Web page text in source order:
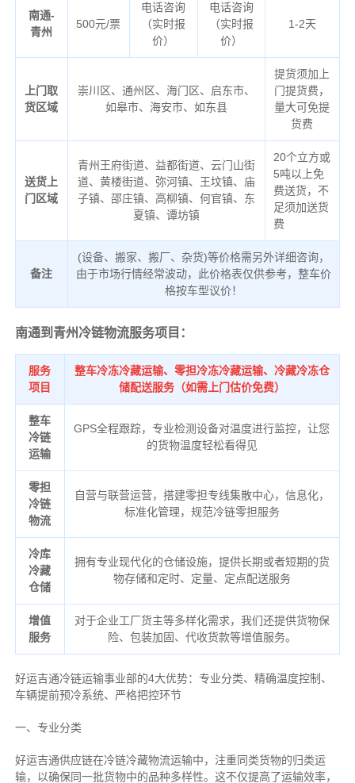
南通-
青州
500元/票
电话咨询
（实时报
价）
电话咨询
（实时报
价）
1-2天
上门取
货区域
崇川区、通州区、海门区、启东市、
如皋市、海安市、如东县
提货须加上
门提货费，
量大可免提
货费
送货上
门区域
青州王府街道、益都街道、云门山街
道、黄楼街道、弥河镇、王坟镇、庙
子镇、邵庄镇、高柳镇、何官镇、东
夏镇、谭坊镇
20个立方或
5吨以上免
费送货，不
足须加送货
费
备注
(设备、搬家、搬厂、杂货)等价格需另外详细咨询，
由于市场行情经常波动，此价格表仅供参考，整车价
格按车型议价！
南通到青州冷链物流服务项目：
服务
项目
整车冷冻冷藏运输、零担冷冻冷藏运输、冷藏冷冻仓
储配送服务（如需上门估价免费）
整车
冷链
运输
GPS全程跟踪，专业检测设备对温度进行监控，让您
的货物温度轻松看得见
零担
冷链
物流
自营与联营运营，搭建零担专线集散中心，信息化，
标准化管理，规范冷链零担服务
冷库
冷藏
仓储
拥有专业现代化的仓储设施，提供长期或者短期的货
物存储和定时、定量、定点配送服务
增值
服务
对于企业工厂货主等多样化需求，我们还提供货物保
险、包装加固、代收货款等增值服务。
好运吉通冷链运输事业部的4大优势： 专业分类、 精确温度控制、
车辆提前预冷系统、 严格把控环节
一、专业分类
好运吉通供应链在冷链冷藏物流运输中，注重同类货物的归类运
输，以确保同一批货物中的品种多样性。这不仅提高了运输效率，